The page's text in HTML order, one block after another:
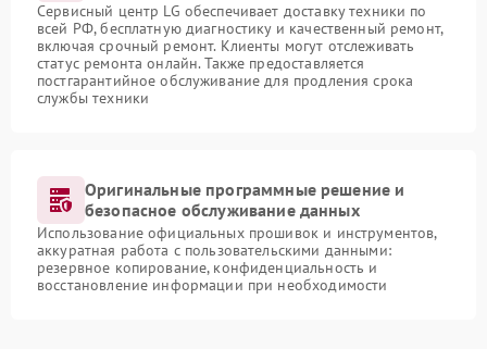
Сервисный центр LG обеспечивает доставку техники по
всей РФ, бесплатную диагностику и качественный ремонт,
включая срочный ремонт. Клиенты могут отслеживать
статус ремонта онлайн. Также предоставляется
постгарантийное обслуживание для продления срока
службы техники
Оригинальные программные решение и
безопасное обслуживание данных
Использование официальных прошивок и инструментов,
аккуратная работа с пользовательскими данными:
резервное копирование, конфиденциальность и
восстановление информации при необходимости